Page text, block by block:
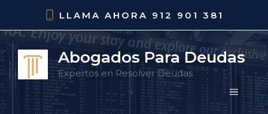
contenido
LLAMA AHORA 912 901 381
Abogados Para Deudas
Expertos en Resolver Deudas
MENÚ